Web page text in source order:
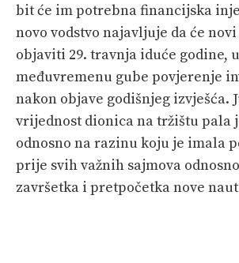
bit će im potrebna financijska
novo vodstvo najavljuje da će
objaviti 29. travnja iduće godine, u
međuvremenu gube povjerenje
nakon objave godišnjeg izvješća.
vrijednost dionica na tržištu pala
odnosno na razinu koju je imala
prije svih važnih sajmova
završetka i pretpočetka nove